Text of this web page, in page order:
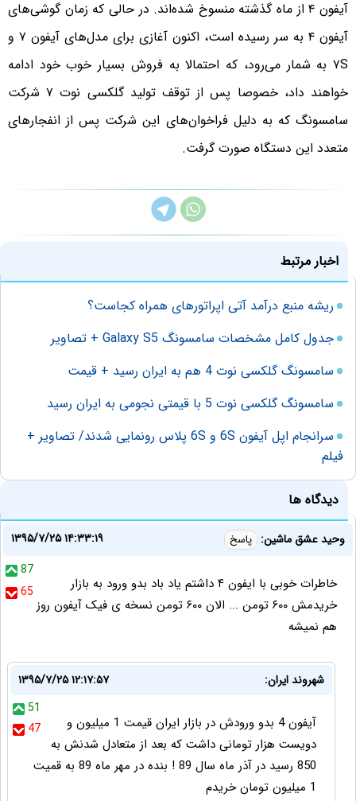
آیفون ۴ از ماه گذشته منسوخ شده‌اند. در حالی که زمان گوشی‌های
آیفون ۴ به سر رسیده است، اکنون آغازی برای مدل‌های آیفون ۷ و
۷S به شمار می‌رود، که احتمالا به فروش بسیار خوب خود ادامه
خواهند داد، خصوصا پس از توقف تولید گلکسی نوت ۷ شرکت
سامسونگ که به دلیل فراخوان‌های این شرکت پس از انفجارهای
متعدد این دستگاه صورت گرفت.
اخبار مرتبط
ریشه منبع درآمد آتی اپراتورهای همراه کجاست؟
جدول کامل مشخصات سامسونگ Galaxy S5 + تصاویر
سامسونگ گلکسی نوت 4 هم به ایران رسید + قیمت
سامسونگ گلکسی نوت 5 با قیمتی نجومی به ایران رسید
سرانجام اپل آیفون 6S و 6S پلاس رونمایی شدند/ تصاویر +
فیلم
دیدگاه ها
وحید عشق ماشین: پاسخ
۱۳۹۵/۷/۲۵ ۱۴:۳۳:۱۹
87
65
خاطرات خوبی با ایفون ۴ داشتم یاد باد بدو ورود به بازار
خریدمش ۶۰۰ تومن ... الان ۶۰۰ تومن نسخه ی فیک آیفون روز
هم نمیشه
شهروند ایران:
۱۳۹۵/۷/۲۵ ۱۲:۱۷:۵۷
51
47
آیفون 4 بدو ورودش در بازار ایران قیمت 1 میلیون و
دویست هزار تومانی داشت که بعد از متعادل شدنش به
850 رسید در آذر ماه سال 89 ! بنده در مهر ماه 89 به قمیت
1 میلیون تومان خریدم